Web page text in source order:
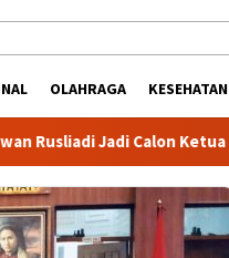
OLAHRAGA KESEHATAN
Jadi Calon Ketua Kadin